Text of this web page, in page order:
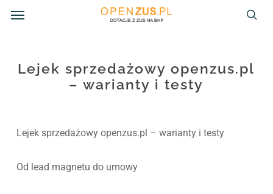
Skip
contentLejek sprzedażowy openzus.pl
– warianty i testy
Lejek sprzedażowy openzus.pl – warianty i testy
Od lead magnetu do umowy